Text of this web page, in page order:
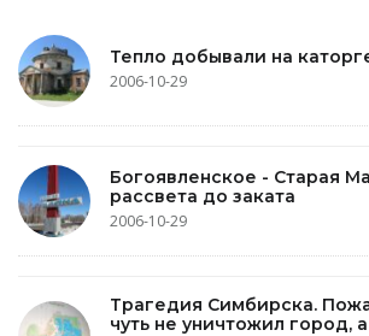
Тепло добывали на
2006-10-29
Богоявленское - Старая
рассвета до заката
2006-10-29
Трагедия Симбирска.
чуть не уничтожил город,